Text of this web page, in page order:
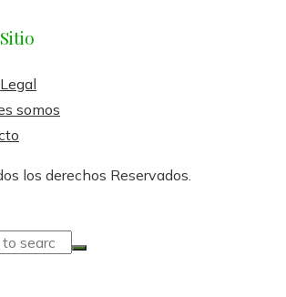
somos
los derechos Reservados.